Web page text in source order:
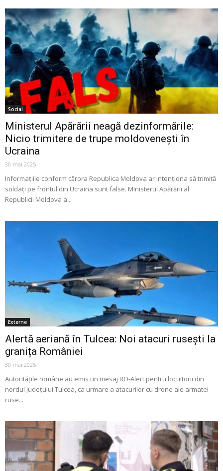
Social
Ministerul Apărării neagă dezinformările:
Nicio trimitere de trupe moldovenești în
Ucraina
30 mai 2025
Informațiile conform cărora Republica Moldova ar intenționa să trimită
soldați pe frontul din Ucraina sunt false. Ministerul Apărării al
Republicii Moldova a...
Externe
Alertă aeriană în Tulcea: Noi atacuri rusești la
granița României
30 mai 2025
Autoritățile române au emis un mesaj RO-Alert pentru locuitorii din
nordul județului Tulcea, ca urmare a atacurilor cu drone ale armatei
ruse...